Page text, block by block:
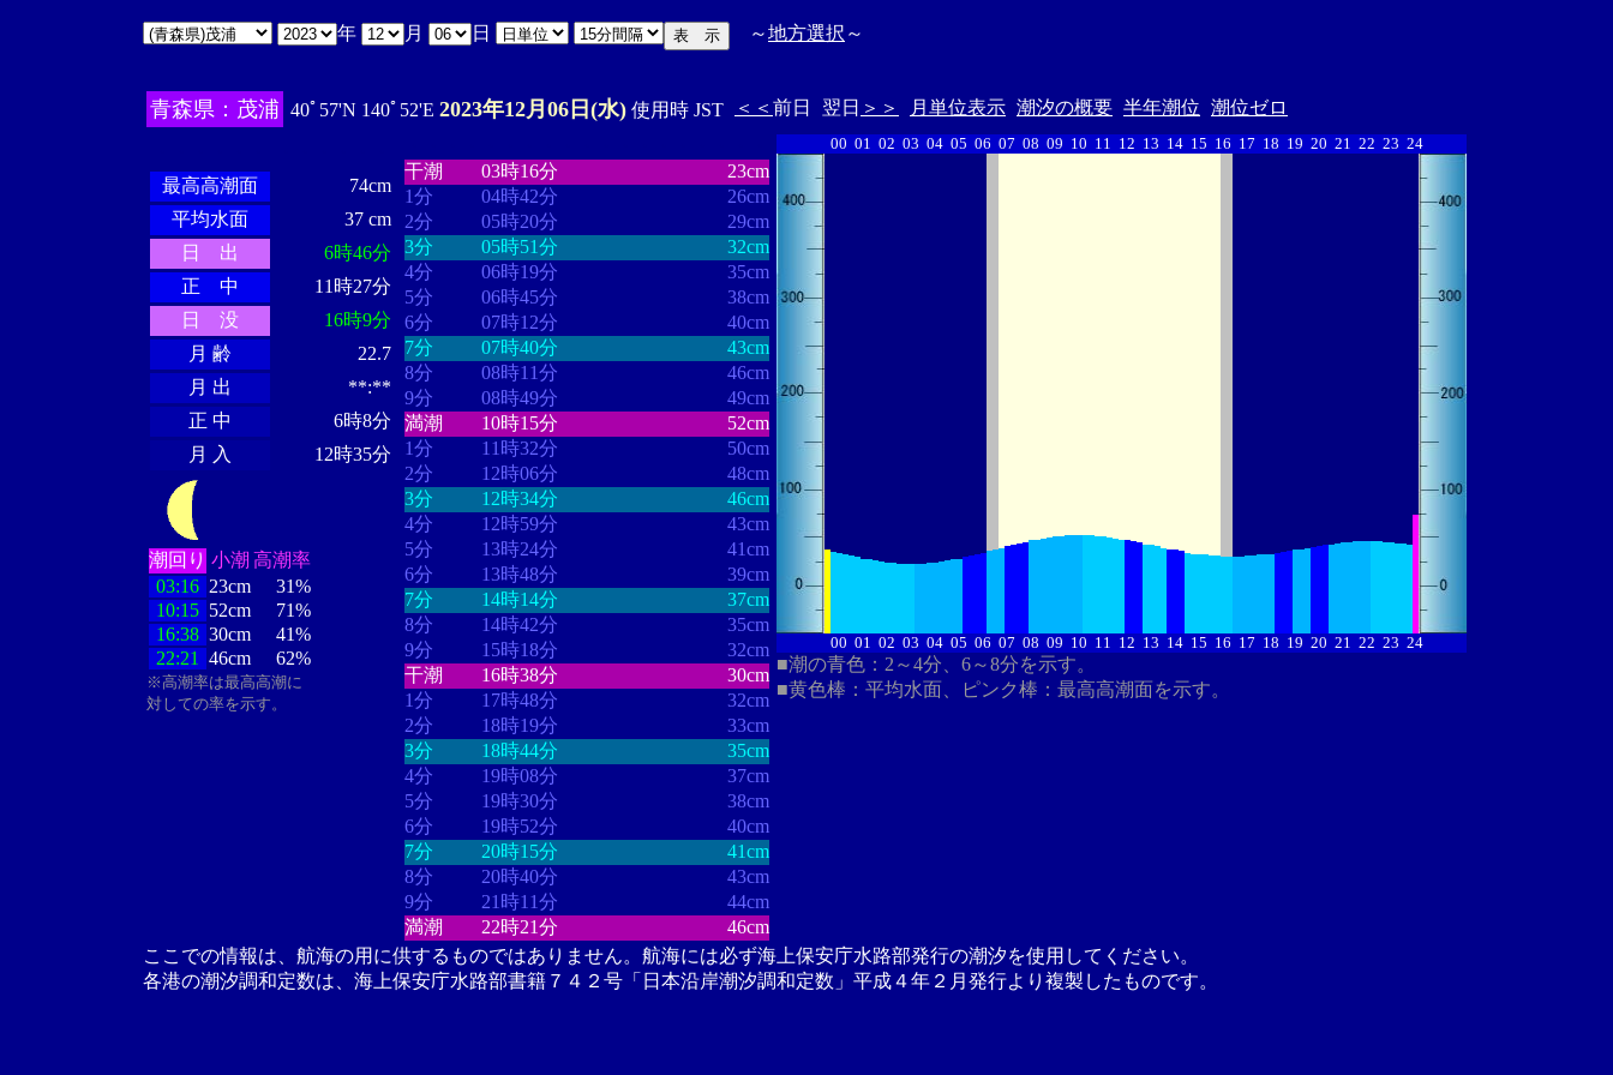
年 月 日 ～地方選択 ～
青森県：茂浦 40ﾟ57'N 140ﾟ52'E 2023年12月06日(水) 使用時 JST ＜＜ 前日 翌日 ＞＞ 月単位表示 潮汐の概要 半年潮位 潮位ゼロ
最高高潮面
74cm
平均水面
37 cm
日 出
6時46分
正 中
11時27分
日 没
16時9分
月 齢
22.7
月 出
**:**
正 中
6時8分
月 入
12時35分
潮回り 小潮 高潮率
03:16 23cm
31%
10:15 52cm
71%
16:38 30cm
41%
22:21
46cm 62%
※高潮率は最高高潮に
対しての率を示す。
干潮
03時16分
23cm
1分
04時42分
26cm
2分
05時20分
29cm
3分
05時51分
32cm
4分
06時19分
35cm
5分
06時45分
38cm
6分
07時12分
40cm
7分
07時40分
43cm
8分
08時11分
46cm
9分
08時49分
49cm
満潮
10時15分
52cm
1分
11時32分
50cm
2分
12時06分
48cm
3分
12時34分
46cm
4分
12時59分
43cm
5分
13時24分
41cm
6分
13時48分
39cm
7分
14時14分
37cm
8分
14時42分
35cm
9分
15時18分
32cm
干潮
16時38分
30cm
1分
17時48分
32cm
2分
18時19分
33cm
3分
18時44分
35cm
4分
19時08分
37cm
5分
19時30分
38cm
6分
19時52分
40cm
7分
20時15分
41cm
8分
20時40分
43cm
9分
21時11分
44cm
満潮
22時21分 46cm
00 01 02 03 04 05 06 07 08 09 10 11 12 13 14 15 16 17 18 19 20 21 22 23 24
00 01 02 03 04 05 06 07 08 09 10 11 12 13 14 15 16 17 18 19 20 21 22 23 24
■潮の青色：2～4分、6～8分を示す。
■黄色棒：平均水面、ピンク棒：最高高潮面を示す。
ここでの情報は、航海の用に供するものではありません。航海には必ず海上保安庁水路部発行の潮汐を使用してください。
各港の潮汐調和定数は、海上保安庁水路部書籍７４２号「日本沿岸潮汐調和定数」平成４年２月発行より複製したものです。